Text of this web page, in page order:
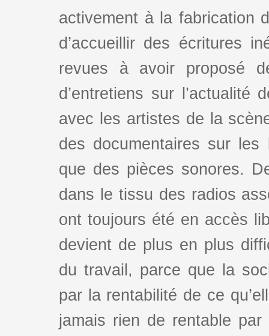
activement à la fabrication
d’accueillir des écritures
revues à avoir proposé
d’entretiens sur l’actualité
avec les artistes de la
des documentaires sur
que des pièces sonores.
dans le tissu des radios
ont toujours été en accès
devient de plus en plus
du travail, parce que la
par la rentabilité de ce
jamais rien de rentable